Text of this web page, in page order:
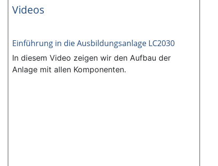
Videos
Einführung in die Ausbildungsanlage LC2030
In diesem Video zeigen wir den Aufbau der
Anlage mit allen Komponenten.